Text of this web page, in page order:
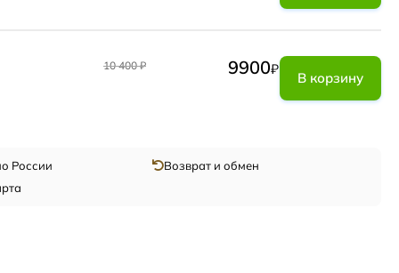
10 400₽ 9900₽
В корзину
России
Возврат и обмен